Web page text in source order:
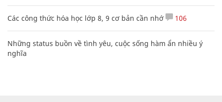
Các công thức hóa học lớp 8, 9 cơ bản cần nhớ 106
Những status buồn về tình yêu, cuộc sống hàm ẩn nhiều ý
nghĩa